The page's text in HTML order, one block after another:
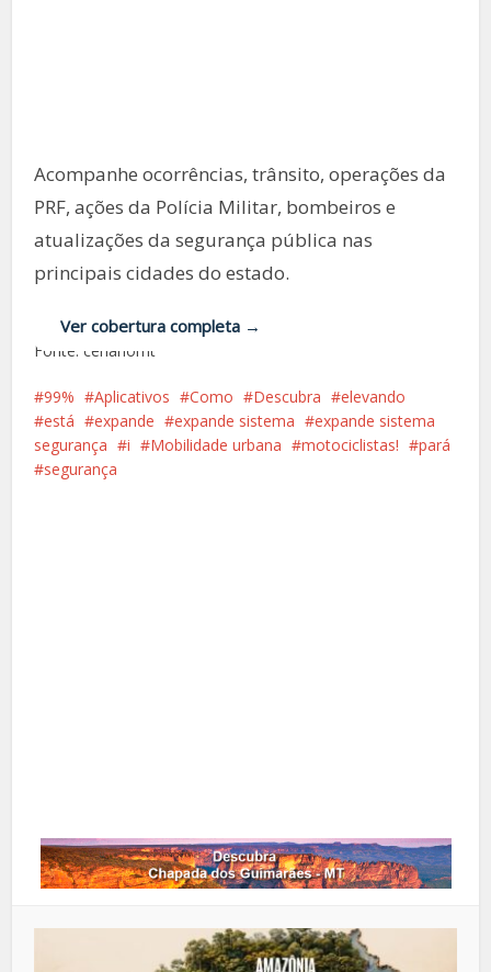
Acompanhe ocorrências, trânsito, operações da
PRF, ações da Polícia Militar, bombeiros e
atualizações da segurança pública nas
principais cidades do estado.
Ver cobertura completa →
Fonte: cenariomt
99% Aplicativos Como Descubra
elevando
está
expande expande sistema
expande sistema
segurança
i Mobilidade urbana motociclistas!
pará
segurança